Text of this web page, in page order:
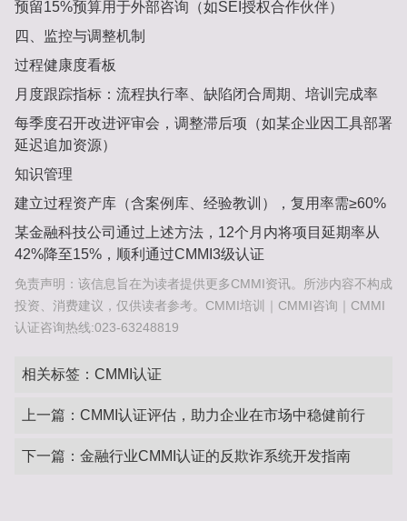
预留15%预算用于外部咨询（如SEI授权合作伙伴）
四、监控与调整机制
过程健康度看板‌
月度跟踪指标：流程执行率、缺陷闭合周期、培训完成率
每季度召开改进评审会，调整滞后项（如某企业因工具部署
延迟追加资源）
知识管理‌
建立过程资产库（含案例库、经验教训），复用率需≥60%
某金融科技公司通过上述方法，12个月内将项目延期率从
42%降至15%，顺利通过CMMI3级认证
免责声明：该信息旨在为读者提供更多CMMI资讯。所涉内容不构成
投资、消费建议，仅供读者参考。CMMI培训｜CMMI咨询｜CMMI
认证咨询热线:023-63248819
相关标签： CMMI认证
上一篇： CMMI认证评估，助力企业在市场中稳健前行
下一篇： 金融行业CMMI认证的反欺诈系统开发指南